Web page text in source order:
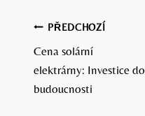
Navigace
pro
příspěvek
PŘEDCHOZÍ
Cena solární
elektrárny: Investice do
budoucnosti